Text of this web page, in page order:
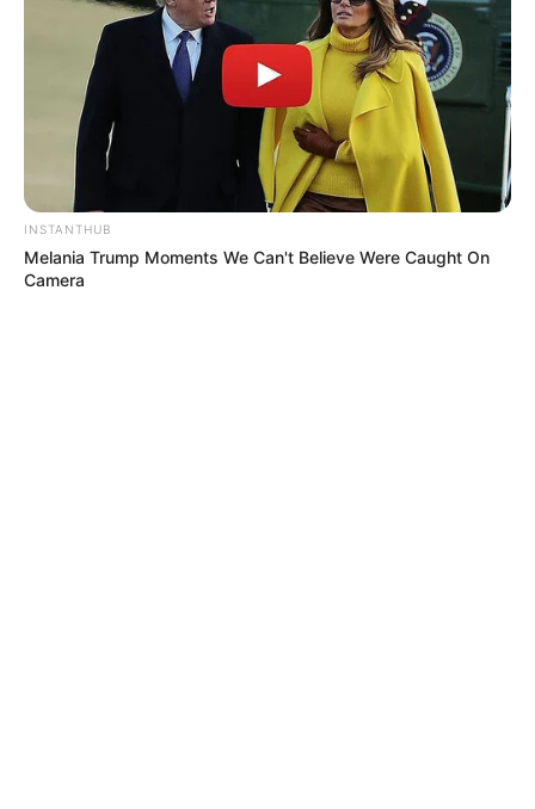
INSTANTHUB
Melania Trump Moments We Can't Believe Were Caught On
Camera